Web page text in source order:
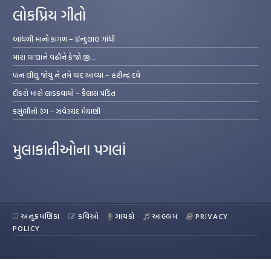
લોકપ્રિય ગીતો
આંધળી માનો કાગળ – ઇન્દુલાલ ગાંધી
મારા વા’લાને વઢીને કે’જો જી…
પાન લીલું જોયું ને તમે યાદ આવ્યાં – હરીન્દ્ર દવે
દીકરો મારો લાડકવાયો – કૈલાસ પંડિત
કસુંબીનો રંગ – ઝવેરચંદ મેઘાણી
મુલાકાતીઓના પગલાં
અનુક્રમણિકા કવિઓ ગાયકો આલ્બમ
PRIVACY
POLICY